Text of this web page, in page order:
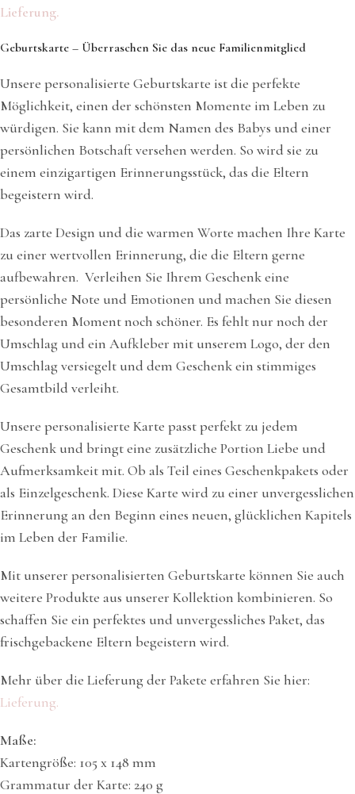
Lieferung.
Geburtskarte – Überraschen Sie das neue Familienmitglied
Unsere personalisierte Geburtskarte ist die perfekte
Möglichkeit, einen der schönsten Momente im Leben zu
würdigen. Sie kann mit dem Namen des Babys und einer
persönlichen Botschaft versehen werden. So wird sie zu
einem einzigartigen Erinnerungsstück, das die Eltern
begeistern wird.
Das zarte Design und die warmen Worte machen Ihre Karte
zu einer wertvollen Erinnerung, die die Eltern gerne
aufbewahren. Verleihen Sie Ihrem Geschenk eine
persönliche Note und Emotionen und machen Sie diesen
besonderen Moment noch schöner. Es fehlt nur noch der
Umschlag und ein Aufkleber mit unserem Logo, der den
Umschlag versiegelt und dem Geschenk ein stimmiges
Gesamtbild verleiht.
Unsere personalisierte Karte passt perfekt zu jedem
Geschenk und bringt eine zusätzliche Portion Liebe und
Aufmerksamkeit mit. Ob als Teil eines Geschenkpakets oder
als Einzelgeschenk. Diese Karte wird zu einer unvergesslichen
Erinnerung an den Beginn eines neuen, glücklichen Kapitels
im Leben der Familie.
Mit unserer personalisierten Geburtskarte können Sie auch
weitere Produkte aus unserer Kollektion kombinieren. So
schaffen Sie ein perfektes und unvergessliches Paket, das
frischgebackene Eltern begeistern wird.
Mehr über die Lieferung der Pakete erfahren Sie hier:
Lieferung.
Maße:
Kartengröße: 105 x 148 mm
Grammatur der Karte: 240 g